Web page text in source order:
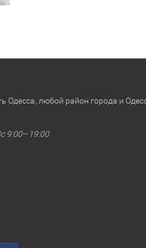
Одесса, любой район города и
9:00—19:00